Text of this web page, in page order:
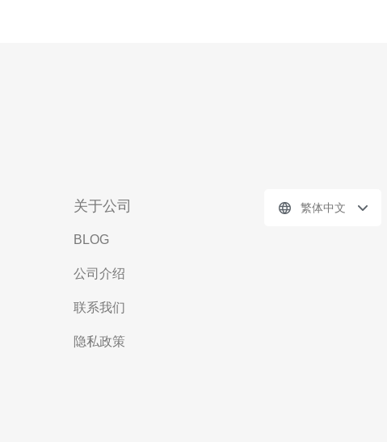
关于公司
BLOG
公司介绍
联系我们
隐私政策
繁体中文